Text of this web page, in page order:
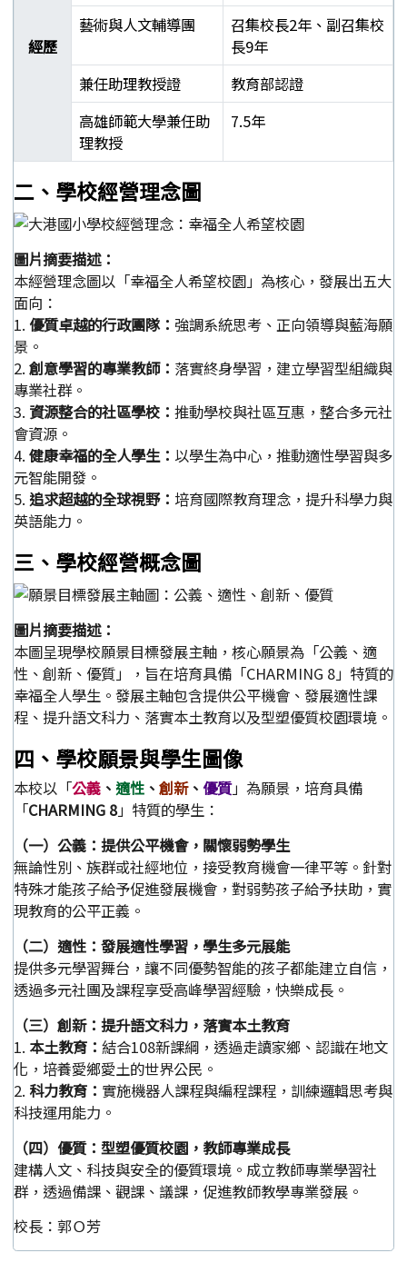
經歷
藝術與人文輔導團
召集校長2年、副召集校
長9年
兼任助理教授證
教育部認證
高雄師範大學兼任助
理教授
7.5年
二、學校經營理念圖
圖片摘要描述：
本經營理念圖以「幸福全人希望校園」為核心，發展出五大
面向：
1. 優質卓越的行政團隊： 強調系統思考、正向領導與藍海願
景。
2. 創意學習的專業教師： 落實終身學習，建立學習型組織與
專業社群。
3. 資源整合的社區學校： 推動學校與社區互惠，整合多元社
會資源。
4. 健康幸福的全人學生： 以學生為中心，推動適性學習與多
元智能開發。
5. 追求超越的全球視野： 培育國際教育理念，提升科學力與
英語能力。
三、學校經營概念圖
圖片摘要描述：
本圖呈現學校願景目標發展主軸，核心願景為「公義、適
性、創新、優質」，旨在培育具備「CHARMING 8」特質的
幸福全人學生。發展主軸包含提供公平機會、發展適性課
程、提升語文科力、落實本土教育以及型塑優質校園環境。
四、學校願景與學生圖像
本校以「公義 、 適性 、 創新、 優質」為願景，培育具備
「CHARMING 8」特質的學生：
（一）公義：提供公平機會，關懷弱勢學生
無論性別、族群或社經地位，接受教育機會一律平等。針對
特殊才能孩子給予促進發展機會，對弱勢孩子給予扶助，實
現教育的公平正義。
（二）適性：發展適性學習，學生多元展能
提供多元學習舞台，讓不同優勢智能的孩子都能建立自信，
透過多元社團及課程享受高峰學習經驗，快樂成長。
（三）創新：提升語文科力，落實本土教育
1. 本土教育： 結合108新課綱，透過走讀家鄉、認識在地文
化，培養愛鄉愛土的世界公民。
2. 科力教育： 實施機器人課程與編程課程，訓練邏輯思考與
科技運用能力。
（四）優質：型塑優質校園，教師專業成長
建構人文、科技與安全的優質環境。成立教師專業學習社
群，透過備課、觀課、議課，促進教師教學專業發展。
校長：郭Ｏ芳